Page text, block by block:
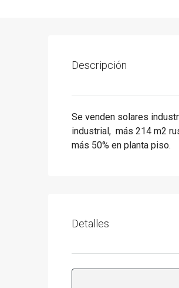
Descripción
Se venden solares
industrial, más 214 m2
más 50% en planta piso.
Detalles